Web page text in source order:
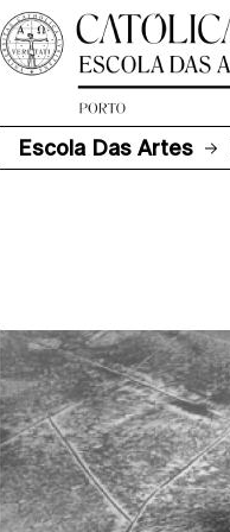
Escola Das Artes